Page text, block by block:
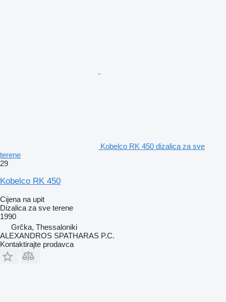
Kobelco RK 450 dizalica za sve
terene
29
Kobelco RK 450
Cijena na upit
Dizalica za sve terene
1990
Grčka, Thessaloniki
ALEXANDROS SPATHARAS P.C.
Kontaktirajte prodavca